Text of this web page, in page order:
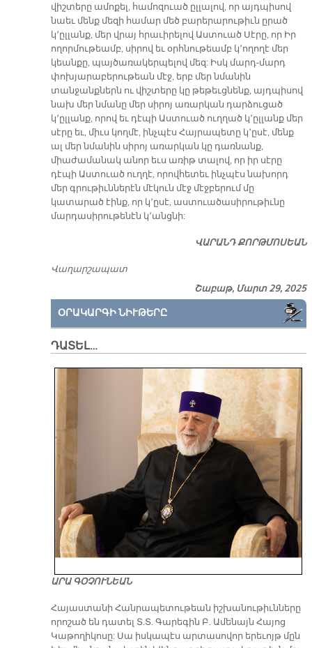
վիշտերը ամոքել, համոզուած ըլլալով, որ այդպիսով
նաեւ մենք մեզի համար մեծ բարերարութիւն ըրած
կ՚ըլլանք, մեր վրայ հրաւիրելով Աստուած Սէրը, որ Իր
ողորմութեամբ, սիրով եւ օրհնութեամբ կ՚ողողէ մեր
կեանքը, պայծառակերպելով մեզ: Իսկ մարդ-մարդ
փոխյարաբերութեան մէջ, երբ մեր նմանին
տանջանքներն ու վիշտերը կը թեթեւցնենք, այդպիսով
նախ մեր նմանը մեր սիրոյ առարկան դարձուցած
կ՚ըլլանք, որով եւ դէպի Աստուած ուղղած կ՚ըլլանք մեր
սէրը եւ, միւս կողմէ, ինչպէս Հայրապետը կ՚ըսէ, մենք
ալ մեր նմանին սիրոյ առարկան կը դառնանք,
միաժամանակ անոր եւս առիթ տալով, որ իր սէրը
դէպի Աստուած ուղղէ, որովհետեւ ինչպէս նախորդ
մեր գրութիւններէն մէկուն մէջ մէջբերում մը
կատարած էինք, որ կ՚ըսէ, աստուածասիրութիւնը
մարդասիրութենէն կ՚անցնի:
ՎԱՐԱՆԴ ՔՈՐԹՄՈՍԵԱՆ
Վաղարշապատ
Շաբաթ, Մարտ 29, 2025
ՕՐԱԿԱՐԳԻ ՆԻՒԹԵՐԸ
ԴԱՏԵԼ…
ԱՐԱ ԳՕՉՈՒՆԵԱՆ
​Հայաստանի Հանրապետութեան իշխանութիւնները
որոշած են դատել Տ.Տ. Գարեգին Բ. Ամենայն Հայոց
Կաթողիկոսը: Սա իսկապէս արտասովոր երեւոյթ մըն